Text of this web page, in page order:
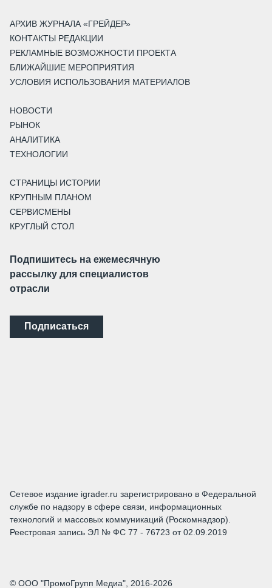
АРХИВ ЖУРНАЛА «ГРЕЙДЕР»
КОНТАКТЫ РЕДАКЦИИ
РЕКЛАМНЫЕ ВОЗМОЖНОСТИ ПРОЕКТА
БЛИЖАЙШИЕ МЕРОПРИЯТИЯ
УСЛОВИЯ ИСПОЛЬЗОВАНИЯ МАТЕРИАЛОВ
НОВОСТИ
РЫНОК
АНАЛИТИКА
ТЕХНОЛОГИИ
СТРАНИЦЫ ИСТОРИИ
КРУПНЫМ ПЛАНОМ
СЕРВИСМЕНЫ
КРУГЛЫЙ СТОЛ
Подпишитесь на ежемесячную
рассылку для специалистов
отрасли
Подписаться
Сетевое издание igrader.ru зарегистрировано в Федеральной
службе по надзору в сфере связи, информационных
технологий и массовых коммуникаций (Роскомнадзор).
Реестровая запись ЭЛ № ФС 77 - 76723 от 02.09.2019
© ООО "ПромоГрупп Медиа", 2016-2026